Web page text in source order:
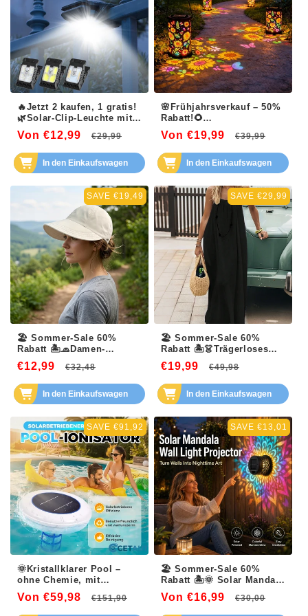
🔥Jetzt 2 kaufen, 1 gratis!
🌿Solar-Clip-Leuchte mit
Bewegungssensor Perfekt
für Garten, Balkon &
Terrasse! 🏡✨
Von €12,99
Normaler
Preis
€29,99 Verkaufspreis
In den Einkaufswagen
🌸Frühjahrsverkauf – 50%
Rabatt!🌻
✨Durchbrochenes
Sonnenblumen-Design,
Wetterfest & Magische
Lichtmuster für den
Garten
Von €19,99
Normaler
Preis
€39,99
In den Einkaufswagen
SAVE €19,49
🏖️ Sommer-Sale 60%
Rabatt 🏝️🧢Damen-
Sonnenhut mit
verstellbarem
Pferdeschwanz-Ausschnitt
– Atmungsaktiv & leicht –
Perfekt für Strand, Garten
oder Reisen – schützt
zuverlässig vor UV-
Strahlung🌿👒
€12,99
Normaler
Preis
€32,48 Verkaufspreis
In den Einkaufswagen
SAVE €29,99
🏖️ Sommer-Sale 60%
Rabatt 🏝️👗Trägerloses
Cami-Kleid – Ultraleicht &
atmungsaktiv für elegante
Sommerabende🌞👒
Perfekt für Strand,
Gartenparty und
besondere Anlässe –
Qualität, die begeistert.
€19,99
Normaler
Preis
€49,98
In den Einkaufswagen
SAVE €91,92
🌞Kristallklarer Pool –
ohne Chemie, mit
Solarenergie!
SOLARBETRIEBENER
SCHWIMMENDER POOL-
Von €59,98
Normaler
€151,90 Verkaufspreis
SAVE €13,01
🏖️ Sommer-Sale 60%
Rabatt 🏝️🌞 Solar Mandala
Light – Stunning Pattern
Projection, 2-in-1 Floor &
Wall Design & IP65
Von €16,99
Normaler
€30,00